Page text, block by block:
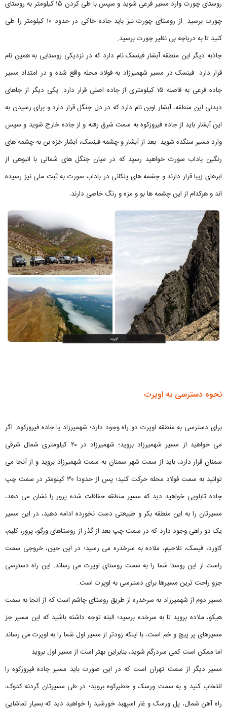
روستای چورت وارد مسیر فرعی شوید و سپس با طی کردن ۱۵ کیلومتر به روستای
چورت برسید. از روستای چورت نیز باید جاده خاکی در حدود ۱۰ کیلومتر را طی
کنید تا به دریاچه‌ بی نظیر چورت برسید.
جاذبه دیگر این منطقه آبشار فینسک نام دارد که در نزدیکی روستایی به همین نام
قرار دارد. فینسک در مسیر شهمیرزاد به فولاد محله واقع شده و در امتداد مسیر
جاده فرعی به فاصله ۱۵ کیلومتری از جاده‌ اصلی قرار دارد. یکی دیگر از جاهای
دیدنی این منطقه، آبشار اوبن نام دارد که در دل جنگل قرار دارد و برای رسیدن به
این آبشار باید از جاده‌ فیروزکوه به سمت شرق رفته و از جاده خارج شوید و سپس
وارد مسیر سنگده شوید. بعد از آبشار و چشمه فینسک، آبشار خزه‌ بن به چشمه‌ های
رنگین باداب سورت خواهید رسید که در میان جنگل‌ های شمالی با انبوهی از
ابرهای زیبا قرار دارند و چشمه‌ های پلکانی در باداب سورت به ثبت ملی نیز رسیده
اند و هرکدام از این چشمه ها بو و مزه و رنگ خاصی دارند.
نحوه دسترسی به اوپرت
برای دسترسی به منطقه اوپرت دو راه وجود دارد؛ شهمیرزاد یا جاده فیروزکوه. اگر
می خواهید از مسیر شهمیرزاد بروید؛ شهمیرزاد در ۲۰ کیلومتری شمال شرقی
سمنان قرار دارد، باید از سمت شهر سمنان به سمت شهمیرزاد بروید و از آنجا می
توانید به سمت فولاد محله حرکت کنید؛ پس از حدودا ۳۰ کیلومتر در سمت چپ
جاده تابلویی خواهید دید که مسیر منطقه‌ حفاظت‌ شده پرور را نشان می دهد،
مسیرتان را به این منطقه بکر و طبیعتی دست نخورده ادامه ‌دهید، در این مسیر
یک دو راهی وجود دارد که در سمت چپ بعد از گذر از روستاهای ورگو، پرور، کلیم،
کاورد، فیسک، تلاجیم، ملاده به سرخدره می رسید؛ در این حین، خروجی سمت
راست از این روستا شما را به سمت روستای اوپرت می رساند. این راه دسترسی
جزو راحت ترین مسیرها برای دسترسی به اوپرت است.
مسیر دوم از شهمیرزاد به سرخدره از طریق روستای چاشم است که از آنجا به سمت
هیکو، ملاده بروید تا به سرخده برسید؛ البته توجه داشته باشید که این مسیر جز
مسیر‌های پر پیچ و خم است، با اینکه زودتر از مسیر اول شما را به اوپرت می رساند
اما ممکن است کمی سردرگم شوید، بنابراین بهتر است از مسیر اول بروید.
مسیر دیگر از سمت تهران است که در این صورت باید مسیر جاده فیروزکوه را
انتخاب کنید و به سمت ورسک و خطیرکوه بروید؛ در طی مسیرتان گردنه کدوک،
راه آهن شمال، پل ورسک و غار اسپهبد خورشید را خواهید دید که بسیار تماشایی